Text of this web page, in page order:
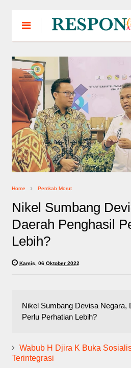
Home Pemkab Morut
Nikel Sumbang
Daerah Penghasil
Lebih?
Kamis, 06 Oktober 2022
Nikel Sumbang Devisa Negara,
Perlu Perhatian Lebih?
Wabub H Djira K Buka
Terintegrasi